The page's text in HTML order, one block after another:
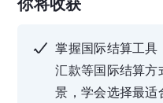
掌握国际结算工
汇款等国际结算
景，学会选择最